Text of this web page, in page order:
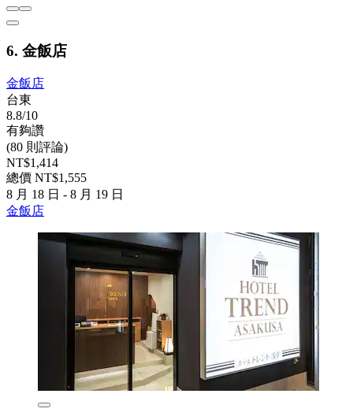
6. 金飯店
金飯店
台東
8.8/10
有夠讚
(80 則評論)
NT$1,414
總價 NT$1,555
8 月 18 日 - 8 月 19 日
金飯店